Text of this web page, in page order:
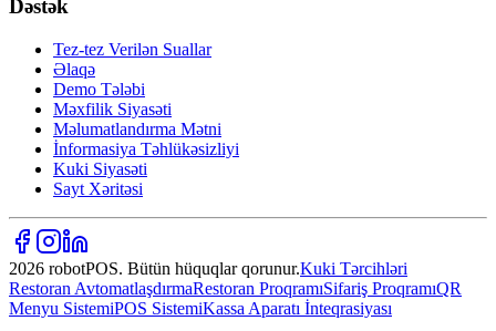
Dəstək
Tez-tez Verilən Suallar
Əlaqə
Demo Tələbi
Məxfilik Siyasəti
Məlumatlandırma Mətni
İnformasiya Təhlükəsizliyi
Kuki Siyasəti
Sayt Xəritəsi
2026 robotPOS. Bütün hüquqlar qorunur.Kuki Tərcihləri
Restoran AvtomatlaşdırmaRestoran ProqramıSifariş ProqramıQR
Menyu SistemiPOS SistemiKassa Aparatı İnteqrasiyası